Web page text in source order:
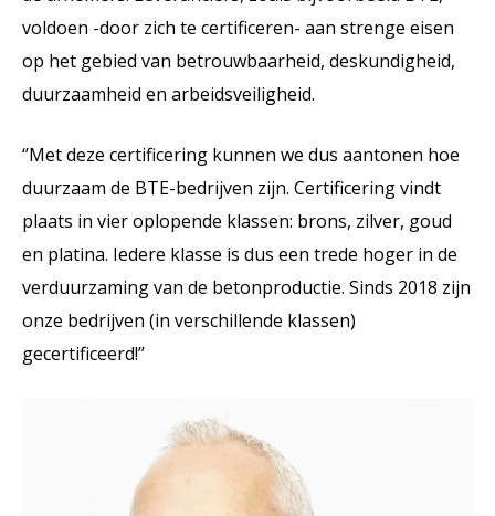
voldoen -door zich te certificeren- aan strenge eisen
op het gebied van betrouwbaarheid, deskundigheid,
duurzaamheid en arbeidsveiligheid.
‘’Met deze certificering kunnen we dus aantonen hoe
duurzaam de BTE-bedrijven zijn. Certificering vindt
plaats in vier oplopende klassen: brons, zilver, goud
en platina. Iedere klasse is dus een trede hoger in de
verduurzaming van de betonproductie. Sinds 2018 zijn
onze bedrijven (in verschillende klassen)
gecertificeerd!’’